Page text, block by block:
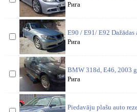
Рига
E90 / E91/ E92
Рига
BMW 318d, E46, 2003
Рига
Piedavāju plašu auto